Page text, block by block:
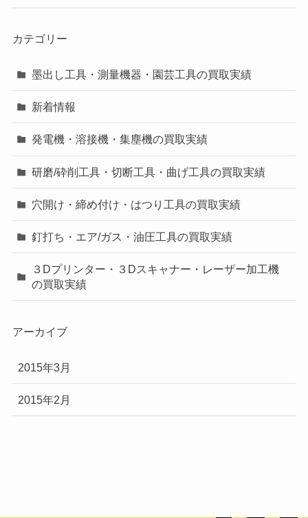
カテゴリー
墨出し工具・測量機器・園芸工具の買取実績
新着情報
発電機・溶接機・集塵機の買取実績
研磨/砕削工具・切断工具・曲げ工具の買取実績
穴開け・締め付け・はつり工具の買取実績
釘打ち・エア/ガス・油圧工具の買取実績
３Dプリンター・３Dスキャナー・レーザー加工機
の買取実績
アーカイブ
2015年3月
2015年2月